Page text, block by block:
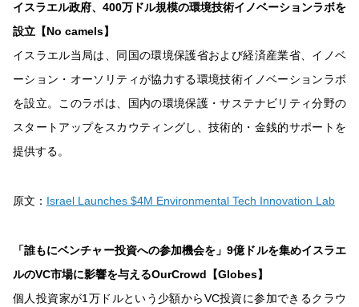
イスラエル政府、400万ドル規模の環境技術イノベーションラボを
設立【No camels】
イスラエル当局は、同国の環境保護省および経済産業省、イノベ
ーション・オーソリティが協力する環境技術イノベーションラボ
を設立。このラボは、国内の環境保護・サステナビリティ分野の
スタートアップをスカウティングし、技術的・金銭的サポートを
提供する。
原文： Israel Launches $4M Environmental Tech Innovation Lab
「誰もにベンチャー投資への参加機会を」9億ドルを集めイスラエ
ルのVC市場に影響を与えるOurCrowd【Globes】
個人投資家が1万ドルという少額からVC投資に参加できるクラウ